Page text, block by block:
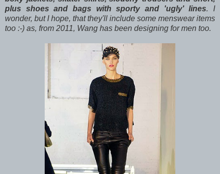
plus shoes and bags with sporty and 'ugly' lines. I
wonder, but I hope, that they'll include some menswear items
too :-) as, from 2011, Wang has been designing for men too.